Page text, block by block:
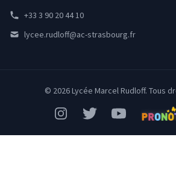
+33 3 90 20 44 10
lycee.rudloff@ac-strasbourg.fr
© 2026 Lycée Marcel Rudloff. Tous
InstagramTwitterYouTubePronote